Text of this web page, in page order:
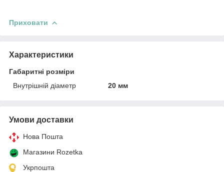
Приховати
Характеристики
Габаритні розміри
Внутрішній діаметр
20 мм
Умови доставки
Нова Пошта
Магазини Rozetka
Укрпошта